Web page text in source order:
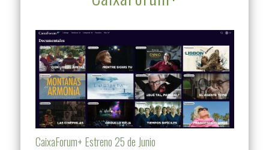
CaixaForum+ Estreno 25 de Junio